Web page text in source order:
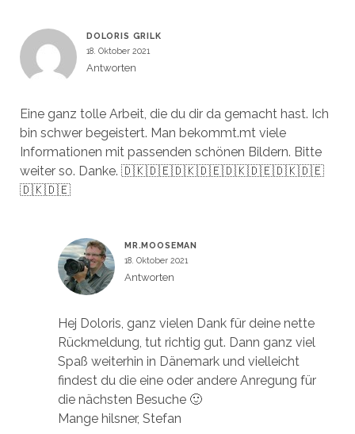
DOLORIS GRILK
18. Oktober 2021
Antworten
Eine ganz tolle Arbeit, die du dir da gemacht hast. Ich
bin schwer begeistert. Man bekommt.mt viele
Informationen mit passenden schönen Bildern. Bitte
weiter so. Danke. 🇩🇰🇩🇪🇩🇰🇩🇪🇩🇰🇩🇪🇩🇰🇩🇪
🇩🇰🇩🇪
MR.MOOSEMAN
18. Oktober 2021
Antworten
Hej Doloris, ganz vielen Dank für deine nette
Rückmeldung, tut richtig gut. Dann ganz viel
Spaß weiterhin in Dänemark und vielleicht
findest du die eine oder andere Anregung für
die nächsten Besuche 🙂
Mange hilsner, Stefan